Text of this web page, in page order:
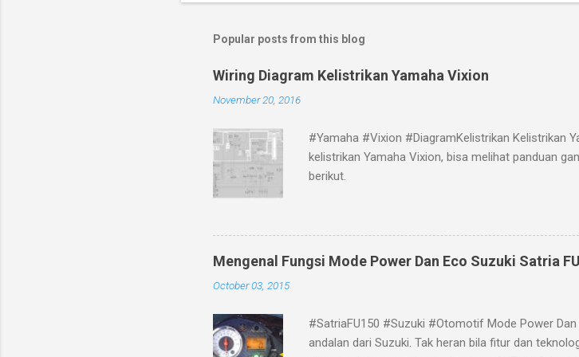
Popular posts from this blog
Wiring Diagram Kelistrikan Yamaha Vixion
November 20, 2016
#Yamaha #Vixion #DiagramKelistrikan Kelistrikan
kelistrikan Yamaha Vixion, bisa melihat panduan
berikut.
Mengenal Fungsi Mode Power Dan Eco Suzuki Satria
October 03, 2015
#SatriaFU150 #Suzuki #Otomotif Mode Power
andalan dari Suzuki. Tak heran bila fitur dan